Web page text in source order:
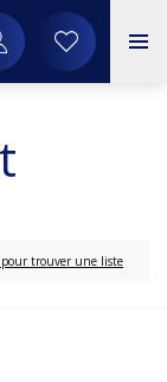
trouver une liste